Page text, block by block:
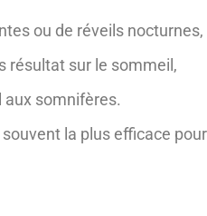
ou de réveils nocturnes,
résultat sur le sommeil,
somnifères.
la plus efficace